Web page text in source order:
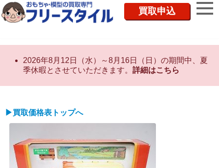
買取申込
2026年8月12日（水）～8月16日（日）の期間中、夏
季休暇とさせていただきます。 詳細はこちら
▶買取価格表トップへ